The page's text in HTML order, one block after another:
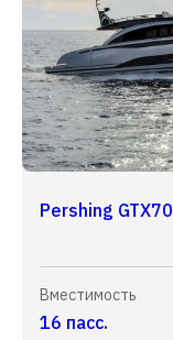
Pershing GTX70
Вместимость
16 пасс.